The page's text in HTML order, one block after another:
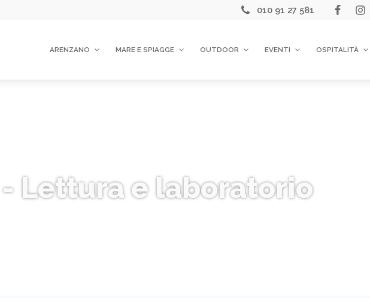
010 91 27 581
ARENZANO MARE E SPIAGGE OUTDOOR EVENTI OSPITALITÀ
Lettura e laboratorio